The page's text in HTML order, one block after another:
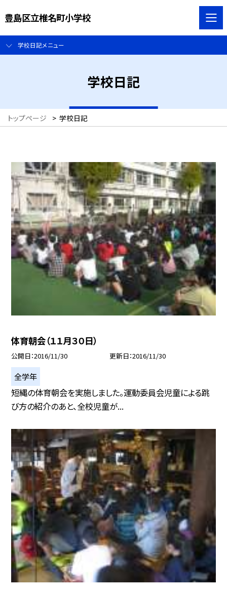
豊島区立椎名町小学校
学校日記メニュー
学校日記
トップページ > 学校日記
体育朝会（１１月３０日）
公開日 2016/11/30 更新日 2016/11/30
全学年
短縄の体育朝会を実施しました。運動委員会児童による跳
び方の紹介のあと、全校児童が...